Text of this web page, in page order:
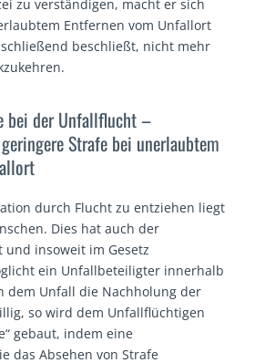
zu verständigen, macht er sich
Entfernen vom Unfallort
beschließt, nicht mehr
bei der Unfallflucht –
Strafe bei unerlaubtem
durch Flucht zu entziehen liegt
Dies hat auch der
und insoweit im Gesetz
ein Unfallbeteiligter innerhalb
dem Unfall die Nachholung der
so wird dem Unfallflüchtigen
gebaut, indem eine
das Absehen von Strafe